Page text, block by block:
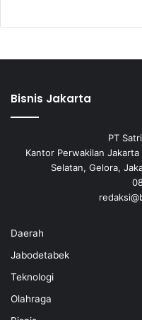
Bisnis Jakarta
PT
Kantor Perwakilan
Selatan, Gelora,
Daerah
Jabodetabek
Teknologi
Olahraga